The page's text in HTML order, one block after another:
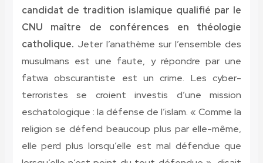
candidat de tradition islamique qualifié par le
CNU maître de conférences en théologie
catholique. Jeter l’anathème sur l’ensemble des
musulmans est une faute, y répondre par une
fatwa obscurantiste est un crime. Les cyber-
terroristes se croient investis d’une mission
eschatologique : la défense de l’islam. « Comme la
religion se défend beaucoup plus par elle-même,
elle perd plus lorsqu’elle est mal défendue que